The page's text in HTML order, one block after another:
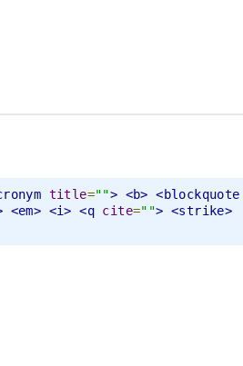
title=""> <b> <blockquote
<em> <i> <q cite=""> <strike>